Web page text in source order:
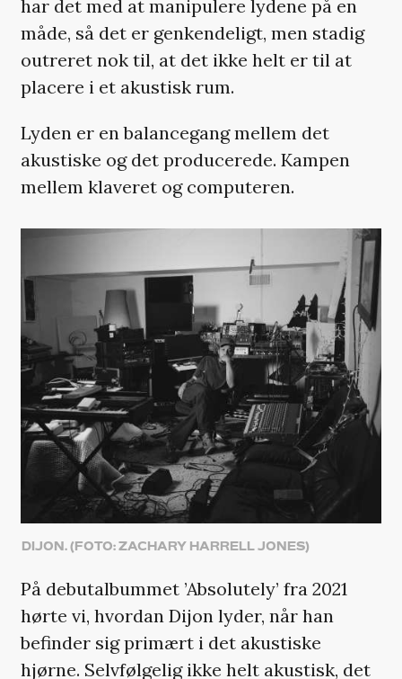
har det med at manipulere lydene på en
måde, så det er genkendeligt, men stadig
outreret nok til, at det ikke helt er til at
placere i et akustisk rum.
Lyden er en balancegang mellem det
akustiske og det producerede. Kampen
mellem klaveret og computeren.
DIJON. (FOTO: ZACHARY HARRELL JONES)
På debutalbummet ’Absolutely’ fra 2021
hørte vi, hvordan Dijon lyder, når han
befinder sig primært i det akustiske
hjørne. Selvfølgelig ikke helt akustisk, det